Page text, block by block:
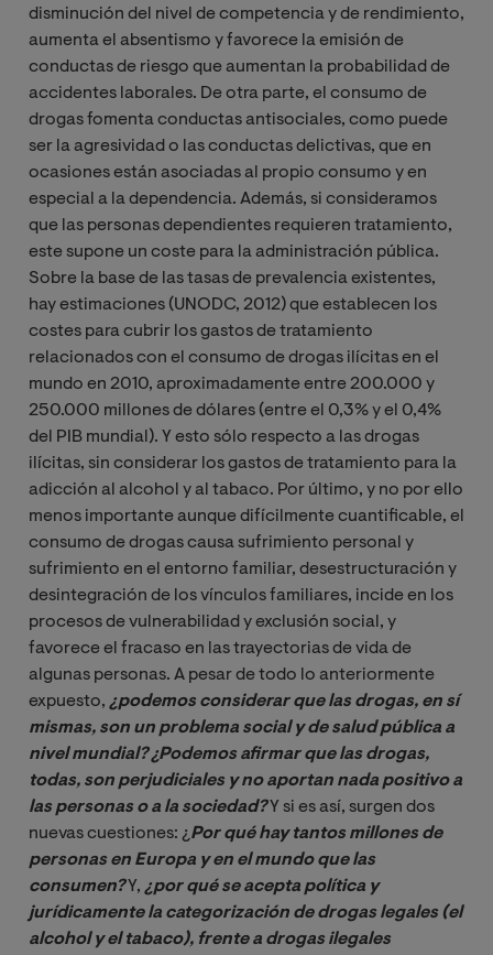
disminución del nivel de competencia y de rendimiento,
aumenta el absentismo y favorece la emisión de
conductas de riesgo que aumentan la probabilidad de
accidentes laborales. De otra parte, el consumo de
drogas fomenta conductas antisociales, como puede
ser la agresividad o las conductas delictivas, que en
ocasiones están asociadas al propio consumo y en
especial a la dependencia. Además, si consideramos
que las personas dependientes requieren tratamiento,
este supone un coste para la administración pública.
Sobre la base de las tasas de prevalencia existentes,
hay estimaciones (UNODC, 2012) que establecen los
costes para cubrir los gastos de tratamiento
relacionados con el consumo de drogas ilícitas en el
mundo en 2010, aproximadamente entre 200.000 y
250.000 millones de dólares (entre el 0,3% y el 0,4%
del PIB mundial). Y esto sólo respecto a las drogas
ilícitas, sin considerar los gastos de tratamiento para la
adicción al alcohol y al tabaco. Por último, y no por ello
menos importante aunque difícilmente cuantificable, el
consumo de drogas causa sufrimiento personal y
sufrimiento en el entorno familiar, desestructuración y
desintegración de los vínculos familiares, incide en los
procesos de vulnerabilidad y exclusión social, y
favorece el fracaso en las trayectorias de vida de
algunas personas. A pesar de todo lo anteriormente
expuesto, ¿podemos considerar que las drogas, en sí
mismas, son un problema social y de salud pública a
nivel mundial? ¿Podemos afirmar que las drogas,
todas, son perjudiciales y no aportan nada positivo a
las personas o a la sociedad?Y si es así, surgen dos
nuevas cuestiones: ¿ Por qué hay tantos millones de
personas en Europa y en el mundo que las
consumen?Y, ¿por qué se acepta política y
jurídicamente la categorización de drogas legales (el
alcohol y el tabaco), frente a drogas ilegales